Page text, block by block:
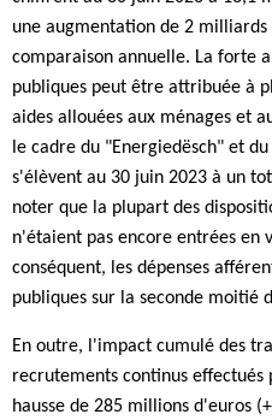
une augmentation de 2 milliards
comparaison annuelle. La forte
publiques peut être attribuée à
aides allouées aux ménages et
le cadre du "Energiedësch" et
s'élèvent au 30 juin 2023 à un
noter que la plupart des
n'étaient pas encore entrées en
conséquent, les dépenses
publiques sur la seconde moitié
En outre, l'impact cumulé des
recrutements continus
hausse de 285 millions d'euros